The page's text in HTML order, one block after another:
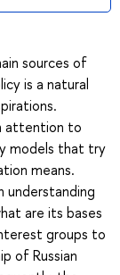
sources of
is a natural
attention to
models that try
means.
understanding
are its bases
groups to
of Russian